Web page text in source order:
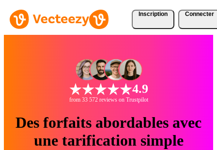
Inscription Connecter
4.9
from 33 572 reviews on Trustpilot
Des forfaits abordables avec
une tarification simple